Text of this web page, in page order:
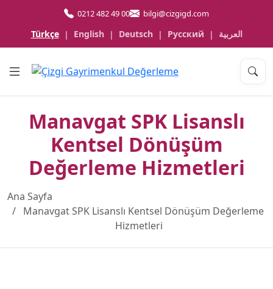
0212 482 49 00 bilgi@cizgigd.com
Türkçe | English | Deutsch | Русский | العربية
Manavgat SPK Lisanslı
Kentsel Dönüşüm
Değerleme Hizmetleri
Ana Sayfa
Manavgat SPK Lisanslı Kentsel Dönüşüm Değerleme
Hizmetleri